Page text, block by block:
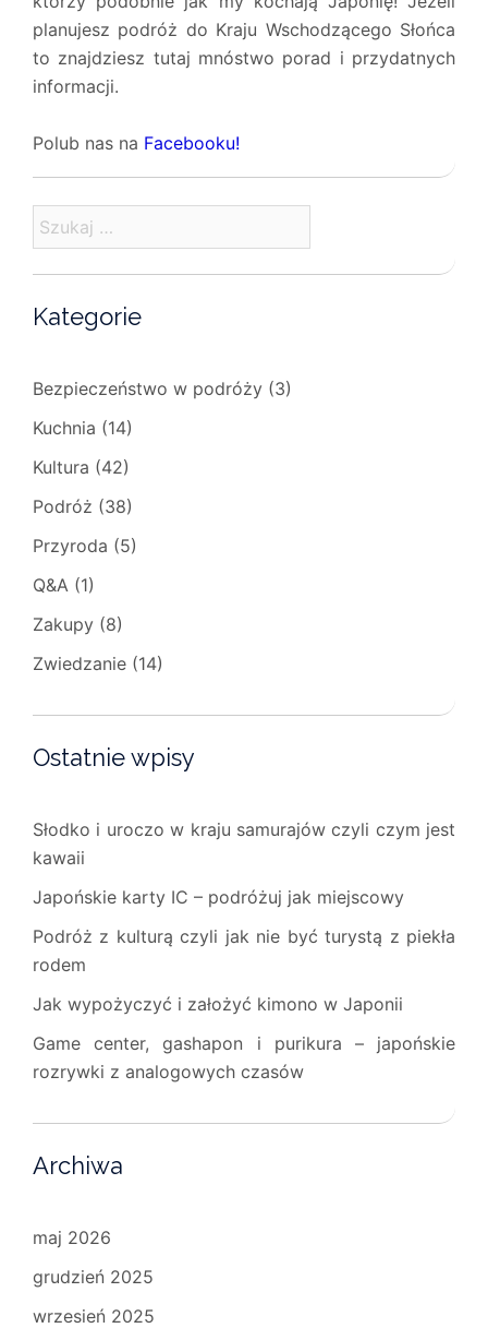
planujesz podróż do Kraju Wschodzącego Słońca
to znajdziesz tutaj mnóstwo porad i przydatnych
informacji.
Polub nas na Facebooku!
Szukaj:
Kategorie
Bezpieczeństwo w podróży (3)
Kuchnia (14)
Kultura (42)
Podróż (38)
Przyroda (5)
Q&A (1)
Zakupy (8)
Zwiedzanie (14)
Ostatnie wpisy
Słodko i uroczo w kraju samurajów czyli czym jest
kawaii
Japońskie karty IC – podróżuj jak miejscowy
Podróż z kulturą czyli jak nie być turystą z piekła
rodem
Jak wypożyczyć i założyć kimono w Japonii
Game center, gashapon i purikura – japońskie
rozrywki z analogowych czasów
Archiwa
maj 2026
grudzień 2025
wrzesień 2025